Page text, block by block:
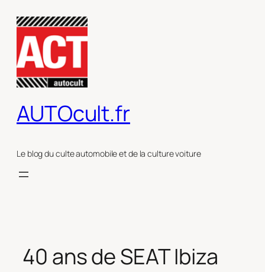
contenu
AUTOcult.fr
Le blog du culte automobile et de la culture voiture
40 ans de SEAT Ibiza